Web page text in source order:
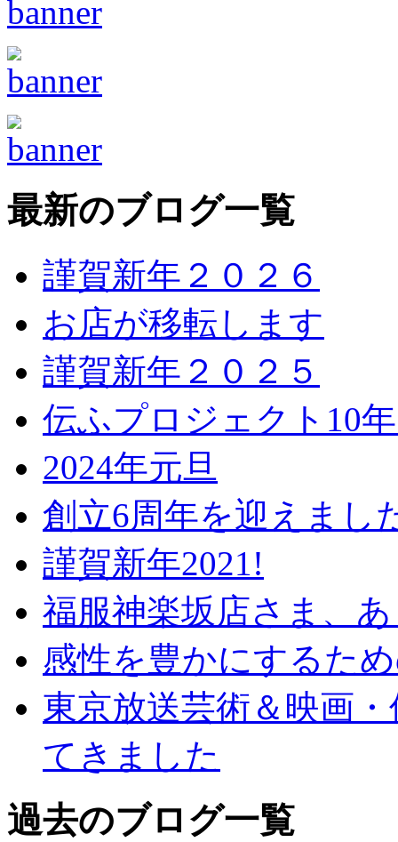
最新のブログ一覧
謹賀新年２０２６
お店が移転します
謹賀新年２０２５
伝ふプロジェクト10
2024年元旦
創立6周年を迎えまし
謹賀新年2021!
福服神楽坂店さま、
感性を豊かにするた
東京放送芸術＆映画
てきました
過去のブログ一覧